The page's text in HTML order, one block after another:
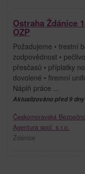
Ostraha Ždánice
OZP
Požadujeme • trestní
zodpovědnost •
přesčasů • příplatky
dovolené • firemní
Náplň práce ...
Aktualizováno před 9 dny
Českomoravská
Agentura spol. s r.o.
Ždánice